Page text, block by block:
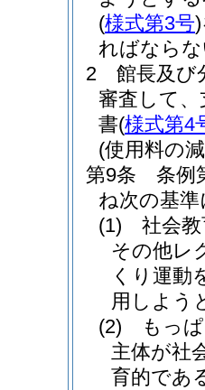
(様式第3号)
ればなら
2
館長及び
審査して
書(様式第4
(使用料の
第9条
条例
ね次の基
(1)
社会
その他レ
くり運動
用しよう
(2)
もっ
主体が社
育的であ